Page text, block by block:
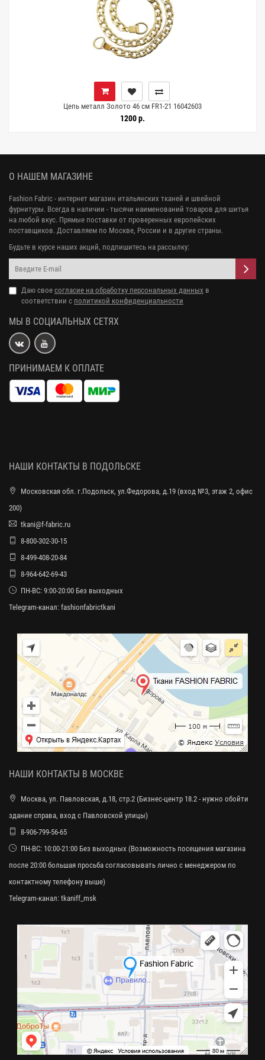
Цепь металл Золото 46 см FR1-21 16042603
1200 р.
О НАШЕМ МАГАЗИНЕ
Fashion Fabric - интернет магазин итальянских тканей и швейной
фурнитуры. Всегда в наличии - тысячи наименований товаров для шитья
на любой вкус. Прямые поставки от проверенных европейских
поставщиков. Доставляем по Москве, России и в другие страны.
Будьте в курсе наших акций, подпишитесь на рассылку:
Даю свое согласие на обработку персональных данных в
соответствии с политикой конфиденциальности
МЫ В СОЦИАЛЬНЫХ СЕТЯХ
ПРИНИМАЕМ К ОПЛАТЕ
НАШИ КОНТАКТЫ В ПОДОЛЬСКЕ
Московская обл. г.Подольск, ул.Федорова, д.19 (вход №3, этаж 2, офис
200)
tkani@f-fabric.ru
8-800-302-30-15
8-499-408-20-84
8-964-642-69-43
ПН-ВС: 9:00-20:00 Без выходных
Telegram-канал: fashionfabrictkani
НАШИ КОНТАКТЫ В МОСКВЕ
Москва, ул. Павловская, д.18, стр.2 (Бизнес-центр 18.2 - нужно обойти
здание справа, вход с Павловской улицы)
8-906-799-56-65
ПН-ВС: 10:00-21:00 Без выходных (Возможность посещения магазина
после 20:00 большая просьба согласовывать лично с менеджером по
контактному телефону выше)
Telegram-канал: tkaniff_msk